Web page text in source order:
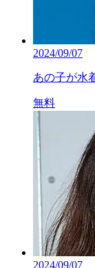
2024/09/07
あの子が水
無料
2024/09/07